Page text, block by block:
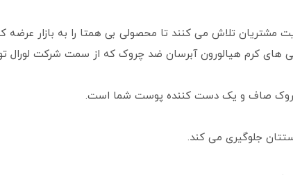
مشتریان تلاش می کنند تا محصولی بی همتا را به بازار عرضه
های کرم هیالورون آبرسان ضد چروک که از سمت شرکت
چروک صاف و یک دست کننده پوست شما است.
جلوگیری می کند.